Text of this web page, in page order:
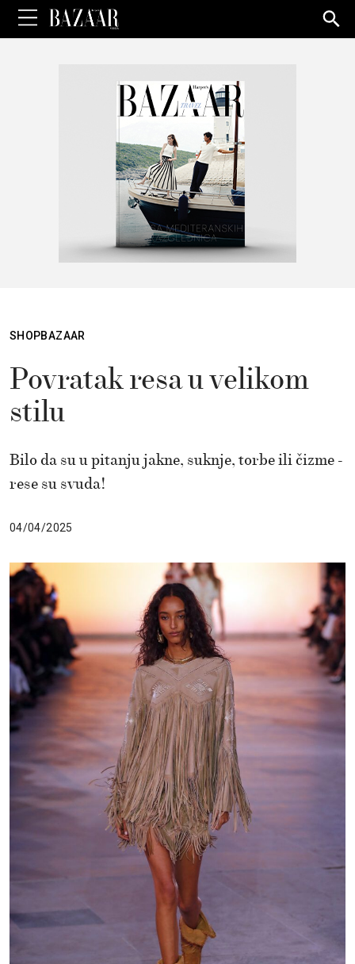
for:
SHOPBAZAAR
Povratak resa u velikom
stilu
Bilo da su u pitanju jakne, suknje, torbe ili čizme -
rese su svuda!
04/04/2025